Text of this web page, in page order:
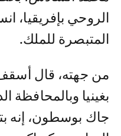
الروحي بإفريقيا،
المتبصرة للملك.
من جهته، قال أسقف
بغينيا وبالمحافظة
جاك بوسطون، إنه